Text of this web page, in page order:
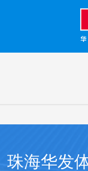
珠海华发